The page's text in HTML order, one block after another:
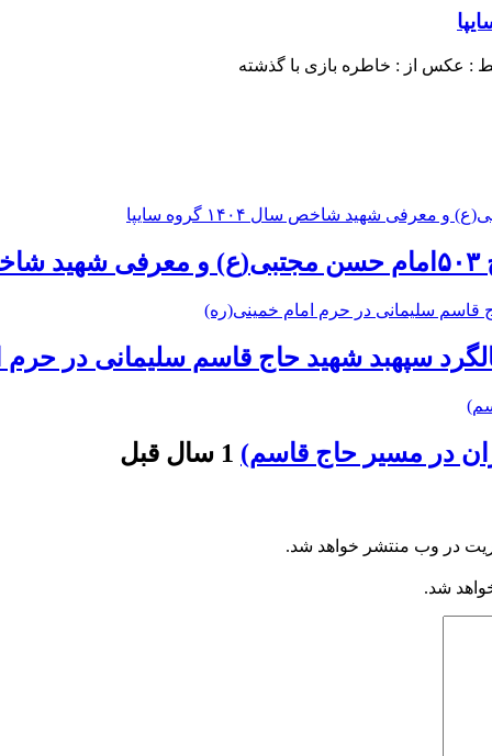
: عکس از : خاطره بازی با گذشته
سپهبد شهید حاج قاسم سلیمانی در
در مسیر حاج قاسم) 1 سال قبل
در وب منتشر خواهد شد.
شد.